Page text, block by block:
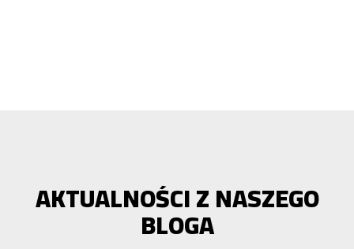
AKTUALNOŚCI Z NASZEGO
BLOGA